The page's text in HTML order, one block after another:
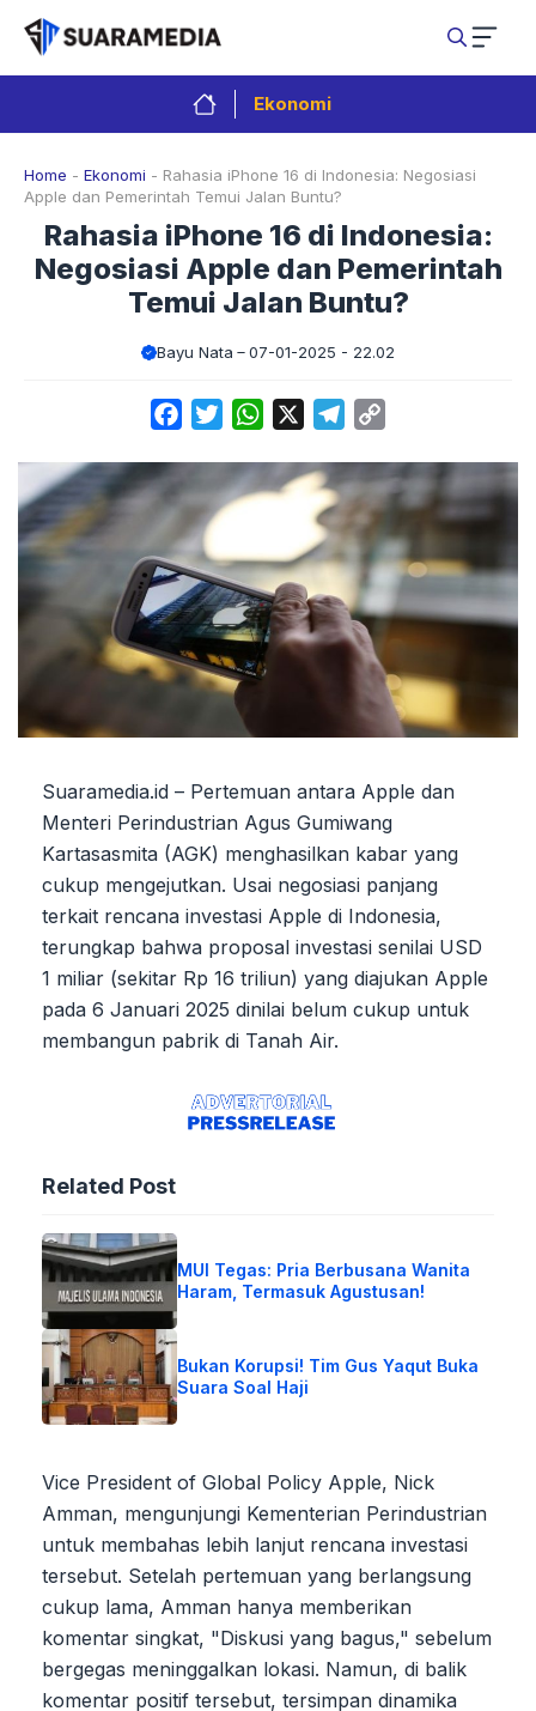
Langsung
isi
Ekonomi
Home - Ekonomi - Rahasia iPhone 16 di Indonesia: Negosiasi
Apple dan Pemerintah Temui Jalan Buntu?
Rahasia iPhone 16 di Indonesia:
Negosiasi Apple dan Pemerintah
Temui Jalan Buntu?
Bayu Nata 07-01-2025 - 22.02
FacebookTwitterWhatsApp Telegram
Suaramedia.id – Pertemuan antara Apple dan
Menteri Perindustrian Agus Gumiwang
Kartasasmita (AGK) menghasilkan kabar yang
cukup mengejutkan. Usai negosiasi panjang
terkait rencana investasi Apple di Indonesia,
terungkap bahwa proposal investasi senilai USD
1 miliar (sekitar Rp 16 triliun) yang diajukan Apple
pada 6 Januari 2025 dinilai belum cukup untuk
membangun pabrik di Tanah Air.
Related Post
MUI Tegas: Pria Berbusana Wanita
Haram, Termasuk Agustusan!
Bukan Korupsi! Tim Gus Yaqut Buka
Suara Soal Haji
Vice President of Global Policy Apple, Nick
Amman, mengunjungi Kementerian Perindustrian
untuk membahas lebih lanjut rencana investasi
tersebut. Setelah pertemuan yang berlangsung
cukup lama, Amman hanya memberikan
komentar singkat, "Diskusi yang bagus," sebelum
bergegas meninggalkan lokasi. Namun, di balik
komentar positif tersebut, tersimpan dinamika